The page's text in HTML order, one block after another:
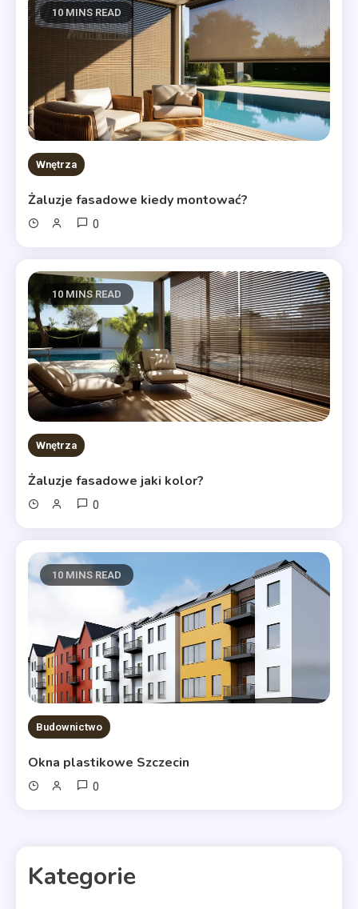
10 MINS READ
Wnętrza
Żaluzje fasadowe kiedy montować?
0
10 MINS READ
Wnętrza
Żaluzje fasadowe jaki kolor?
0
10 MINS READ
Budownictwo
Okna plastikowe Szczecin
0
Kategorie